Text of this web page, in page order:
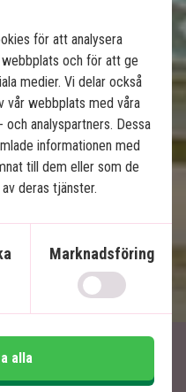
lavastränder
och snorkling
kr.
till Bali
för att analysera
och för att ge
medier. Vi delar också
vår webbplats med våra
analyspartners. Dessa
informationen med
till dem eller som de
deras tjänster.
Marknadsföring
alla